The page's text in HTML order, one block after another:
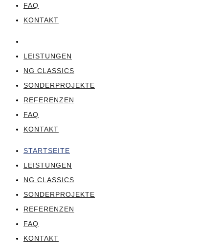
FAQ
KONTAKT
LEISTUNGEN
NG CLASSICS
SONDERPROJEKTE
REFERENZEN
FAQ
KONTAKT
STARTSEITE
LEISTUNGEN
NG CLASSICS
SONDERPROJEKTE
REFERENZEN
FAQ
KONTAKT